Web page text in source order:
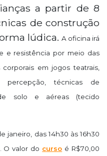
a partir de 8
de construção
lúdica. A oficina irá
e resistência por meio das
em jogos teatrais,
percepção, técnicas de
solo e aéreas (tecido
janeiro, das 14h30 às 16h30
O valor do curso é R$70,00